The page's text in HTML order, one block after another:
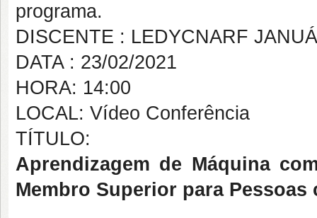
programa.
DISCENTE : LEDYCNARF
DATA : 23/02/2021
HORA: 14:00
LOCAL: Vídeo Conferência
TÍTULO:
Aprendizagem de Máquina
Membro Superior para